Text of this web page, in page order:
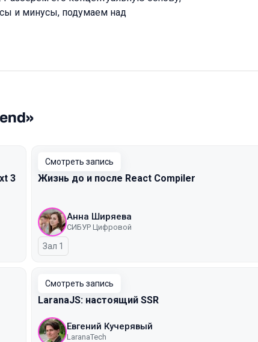
и минусы, подумаем над
3
Смотреть запись
Жизнь до и после React Compiler
Анна Ширяева
СИБУР Цифровой
Зал 1
Смотреть запись
LaranaJS: настоящий SSR
Евгений Кучерявый
LaranaTech